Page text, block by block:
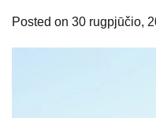
Posted on 30 rugpjūčio,